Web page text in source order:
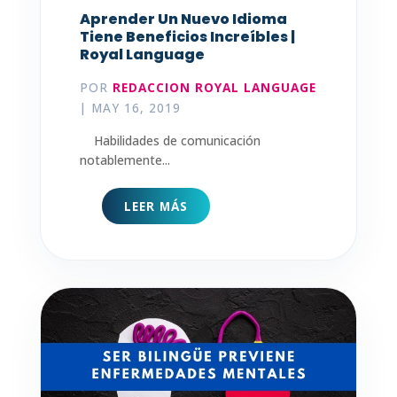
Aprender Un Nuevo Idioma
Tiene Beneficios Increíbles |
Royal Language
POR REDACCION ROYAL LANGUAGE
| MAY 16, 2019
Habilidades de comunicación
notablemente...
LEER MÁS